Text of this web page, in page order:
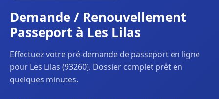
Demande / Renouvellement
Passeport à Les Lilas
Effectuez votre pré-demande de passeport en ligne
pour Les Lilas (93260). Dossier complet prêt en
quelques minutes.